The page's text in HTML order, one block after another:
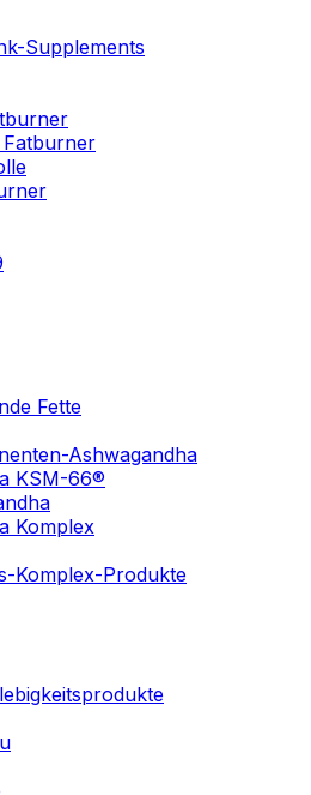
Supplements
Fette
Ashwagandha
KSM-66®
Komplex
Komplex-Produkte